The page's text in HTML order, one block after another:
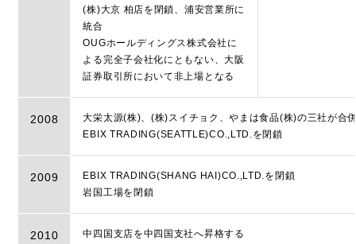
(株)大京 柏店を閉鎖、浦安営業所に
統合
OUGホールディングス株式会社に
よる完全子会社化にともない、大阪
証券取引所において非上場となる
2008
大栄太源(株)、(株)スイチョク、やまは食品(株)の三社が合
EBIX TRADING(SEATTLE)CO.,LTD.を閉鎖
2009
EBIX TRADING(SHANG HAI)CO.,LTD.を閉鎖
岩国工場を閉鎖
2010
中四国支店を中四国支社へ昇格する